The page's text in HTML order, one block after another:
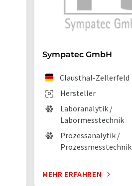
Sympatec GmbH
Hersteller
Clausthal-Zellerfeld
Laboranalytik /
Labormesstechnik
Prozessanalytik /
Prozessmesstechnik
MEHR ERFAHREN